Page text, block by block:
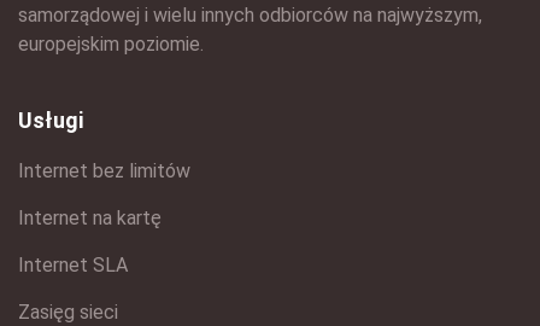
samorządowej i wielu innych odbiorców na najwyższym,
europejskim poziomie.
Usługi
Internet bez limitów
Internet na kartę
Internet SLA
Zasięg sieci